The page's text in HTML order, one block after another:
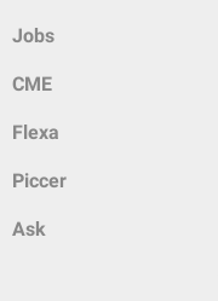
Jobs
CME
Flexa
Piccer
Ask